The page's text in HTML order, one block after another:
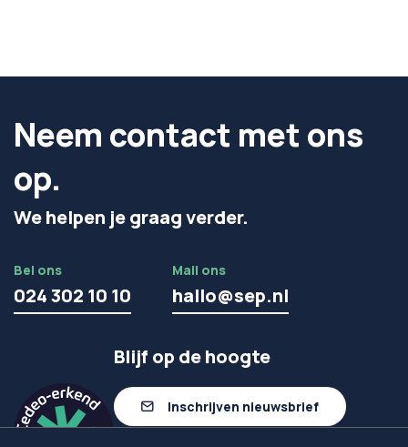
Neem contact met ons
op.
We helpen je graag verder.
Bel ons
024 302 10 10
Mail ons
hallo@sep.nl
Blijf op de hoogte
Inschrijven nieuwsbrief